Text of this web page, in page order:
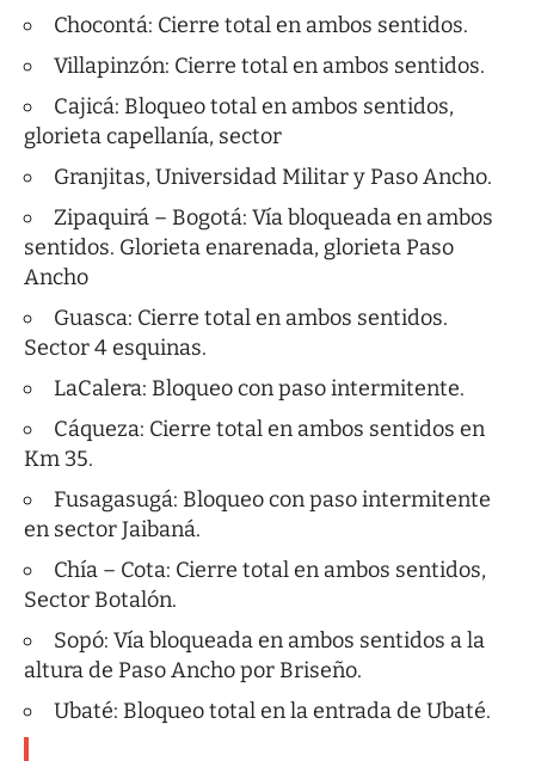
Chocontá: Cierre total en ambos sentidos.
Villapinzón: Cierre total en ambos sentidos.
Cajicá: Bloqueo total en ambos sentidos,
glorieta capellanía, sector
Granjitas, Universidad Militar y Paso Ancho.
Zipaquirá – Bogotá: Vía bloqueada en ambos
sentidos. Glorieta enarenada, glorieta Paso
Ancho
Guasca: Cierre total en ambos sentidos.
Sector 4 esquinas.
LaCalera: Bloqueo con paso intermitente.
Cáqueza: Cierre total en ambos sentidos en
Km 35.
Fusagasugá: Bloqueo con paso intermitente
en sector Jaibaná.
Chía – Cota: Cierre total en ambos sentidos,
Sector Botalón.
Sopó: Vía bloqueada en ambos sentidos a la
altura de Paso Ancho por Briseño.
Ubaté: Bloqueo total en la entrada de Ubaté.